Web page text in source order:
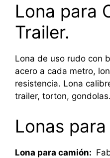
Lona para
Trailer.
Lona de uso rudo con
acero a cada metro,
resistencia. Lona
trailer, torton, gondolas.
Lonas
Lona para camión: